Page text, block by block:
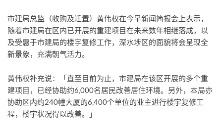
市建局总监（收购及迁置）黄伟权在今早新闻简报会上表示，
随着市建局在区内已开展的重建项目在未来数年相继落成，以
及受惠于市建局的楼宇复修工作，深水埗区的面貌将会呈现全
新景象，充满朝气活力。
黄伟权补充说：「直至目前为止，市建局在该区开展的多个重
建项目，已经协助约6,000名居民改善居住环境。另外，本局亦
协助区内约240幢大厦的6,400个单位的业主进行楼宇复修工
程，楼宇状况得以改善。」